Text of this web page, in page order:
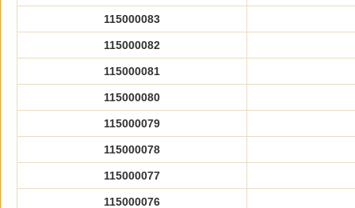
115000083
115000082
115000081
115000080
115000079
115000078
115000077
115000076